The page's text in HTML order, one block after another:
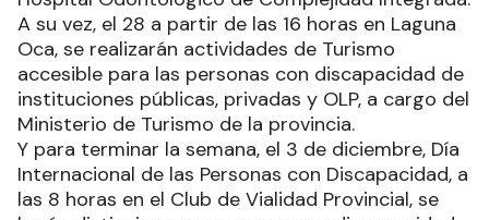
A su vez, el 28 a partir de las 16 horas en Laguna
Oca, se realizarán actividades de Turismo
accesible para las personas con discapacidad de
instituciones públicas, privadas y OLP, a cargo del
Ministerio de Turismo de la provincia.
Y para terminar la semana, el 3 de diciembre, Día
Internacional de las Personas con Discapacidad, a
las 8 horas en el Club de Vialidad Provincial, se